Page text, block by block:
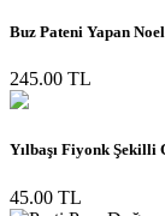
Buz Pateni Yapan
245.00 TL
Yılbaşı Fiyonk Şekilli
45.00 TL